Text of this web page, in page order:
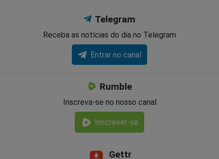
Telegram
Receba as notícias do dia no Telegram
Entrar no canal
Rumble
Inscreva-se no nosso canal
Inscrever-se
Gettr